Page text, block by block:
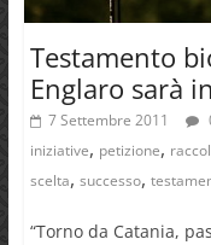
Testamento
Englaro sarà
7 Settembre 2011
iniziative, petizione,
scelta, successo,
“Torno da Catania,